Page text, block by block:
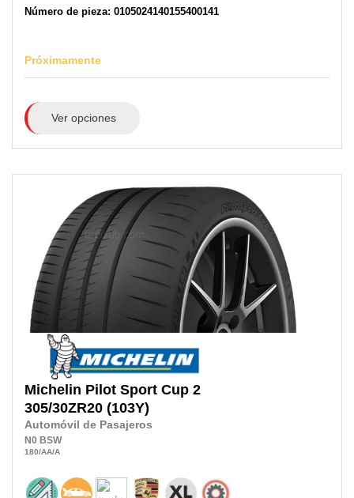
Número de pieza: 0105024140155400141
Próximamente
Ver opciones
Michelin Pilot Sport Cup 2
305/30ZR20 (103Y)
Automóvil de Pasajeros
N0 BSW
180/AA/A